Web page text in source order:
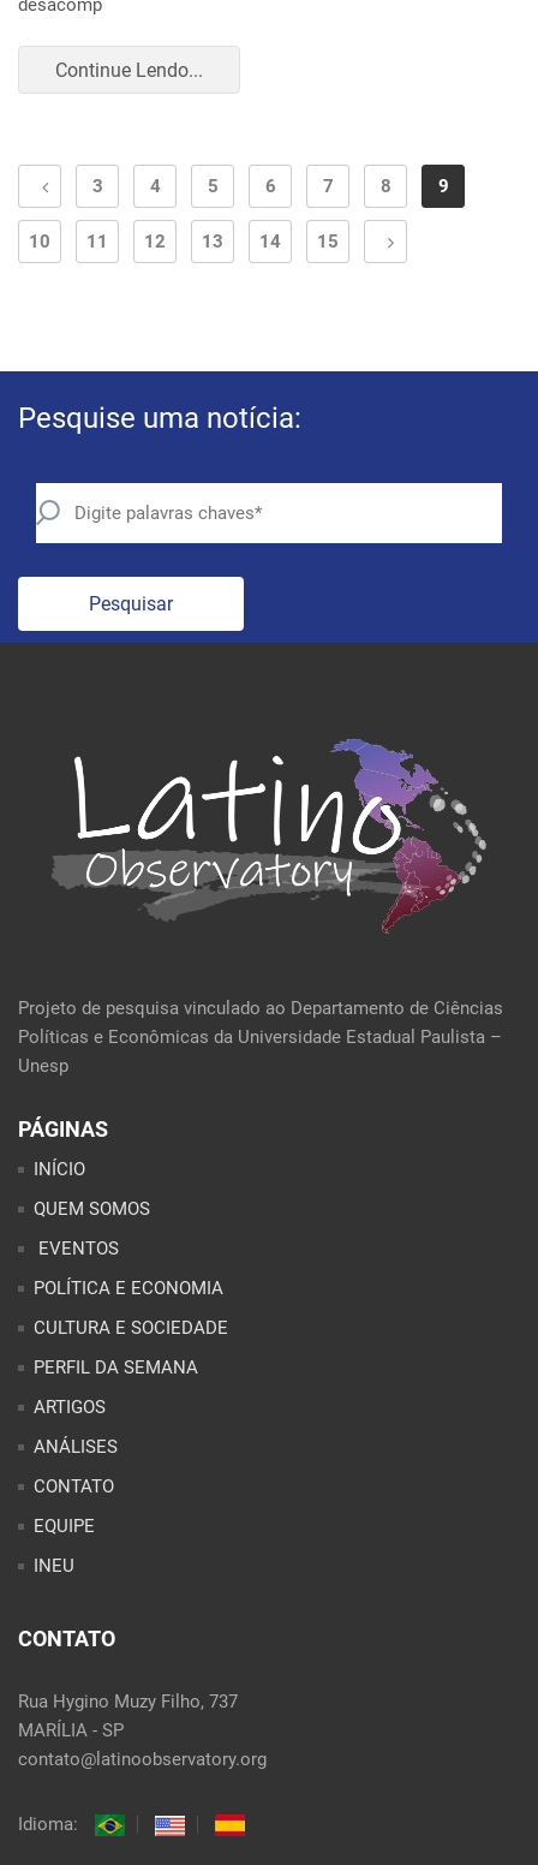
desacomp
Continue Lendo...
3 4 5 6 7 8 9
10 11 12 13 14 15
Pesquise uma notícia:
Pesquisar
Projeto de pesquisa vinculado ao Departamento de Ciências
Políticas e Econômicas da Universidade Estadual Paulista –
Unesp
PÁGINAS
INÍCIO
QUEM SOMOS
EVENTOS
POLÍTICA E ECONOMIA
CULTURA E SOCIEDADE
PERFIL DA SEMANA
ARTIGOS
ANÁLISES
CONTATO
EQUIPE
INEU
CONTATO
Rua Hygino Muzy Filho, 737
MARÍLIA - SP
contato@latinoobservatory.org
Idioma: